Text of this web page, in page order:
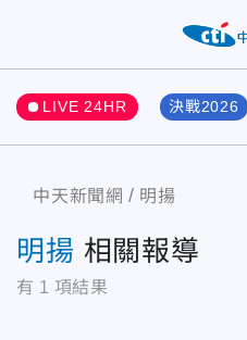
LIVE 24HR 決戰2026
中天新聞網 明揚
明揚 相關報導
有 1 項結果